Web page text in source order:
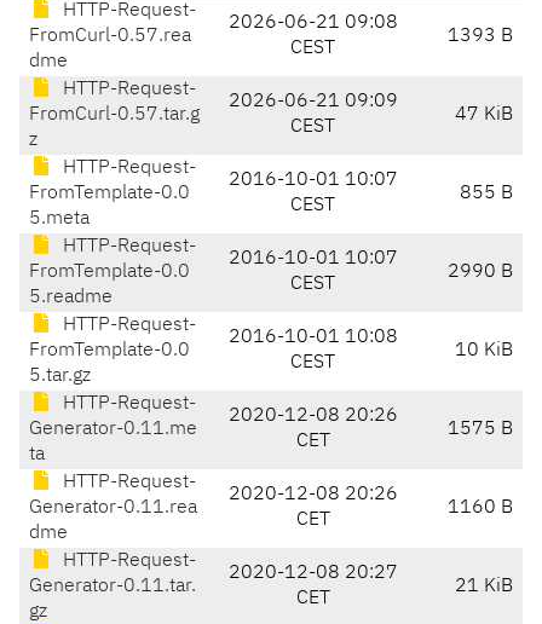
HTTP-Request-
FromCurl-0.57.rea
dme
2026-06-21 09:08
CEST
1393 B
HTTP-Request-
FromCurl-0.57.tar.g
z
2026-06-21 09:09
CEST
47 KiB
HTTP-Request-
FromTemplate-0.0
5.meta
2016-10-01 10:07
CEST
855 B
HTTP-Request-
FromTemplate-0.0
5.readme
2016-10-01 10:07
CEST
2990 B
HTTP-Request-
FromTemplate-0.0
5.tar.gz
2016-10-01 10:08
CEST
10 KiB
HTTP-Request-
Generator-0.11.me
ta
2020-12-08 20:26
CET
1575 B
HTTP-Request-
Generator-0.11.rea
dme
2020-12-08 20:26
CET
1160 B
HTTP-Request-
Generator-0.11.tar.
gz
2020-12-08 20:27
CET
21 KiB